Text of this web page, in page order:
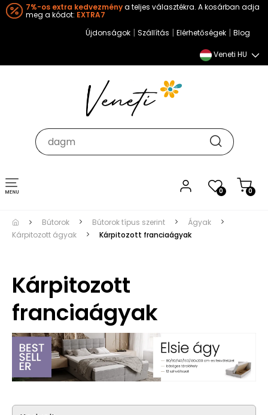
7%-os extra kedvezménya teljes választékra. A kosárban adja
meg a kódot: EXTRA7
Újdonságok | Szállítás | Elérhetőségek | Blog
Veneti HU
0 0
Toggle
navigation
Bútorok Bútorok típus szerint
Ágyak
Kárpitozott ágyak
Kárpitozott franciaágyak
Kárpitozott
franciaágyak